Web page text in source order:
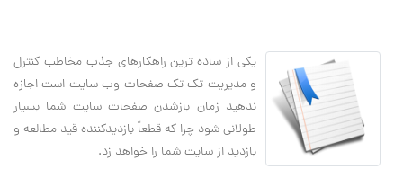
يکي از ساده ترين راهکارهاي جذب مخاطب کنترل
و مديريت تک تک صفحات وب سايت است اجازه
ندهيد زمان بازشدن صفحات سايت شما بسيار
طولاني شود چرا که قطعاً بازديدکننده قيد مطالعه و
بازديد از سايت شما را خواهد زد.